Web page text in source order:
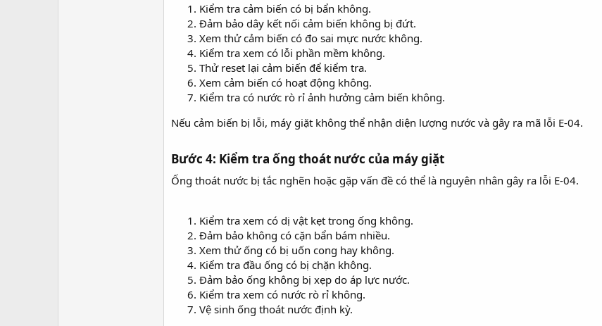
Kiểm tra cảm biến có bị bẩn không.
Đảm bảo dây kết nối cảm biến không bị đứt.
Xem thử cảm biến có đo sai mực nước không.
Kiểm tra xem có lỗi phần mềm không.
Thử reset lại cảm biến để kiểm tra.
Xem cảm biến có hoạt động không.
Kiểm tra có nước rò rỉ ảnh hưởng cảm biến không.
Nếu cảm biến bị lỗi, máy giặt không thể nhận diện lượng nước và gây ra mã lỗi E-04.
Bước 4: Kiểm tra ống thoát nước của máy giặt
Ống thoát nước bị tắc nghẽn hoặc gặp vấn đề có thể là nguyên nhân gây ra lỗi E-04.
Kiểm tra xem có dị vật kẹt trong ống không.
Đảm bảo không có cặn bẩn bám nhiều.
Xem thử ống có bị uốn cong hay không.
Kiểm tra đầu ống có bị chặn không.
Đảm bảo ống không bị xẹp do áp lực nước.
Kiểm tra xem có nước rò rỉ không.
Vệ sinh ống thoát nước định kỳ.